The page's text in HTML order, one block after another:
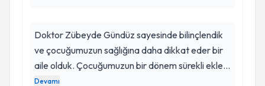
Doktor Zübeyde Gündüz sayesinde bilinçlendik
ve çocuğumuzun sağlığına daha dikkat eder bir
aile olduk. Çocuğumuzun bir dönem sürekli eklem
ağrıları vardı ve bize bunu sürekli söylüyordu biz
Devamı